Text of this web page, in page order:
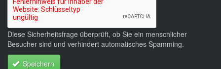
Diese Sicherheitsfrage überprüft, ob Sie ein menschlicher
Besucher sind und verhindert automatisches Spamming.
Speichern